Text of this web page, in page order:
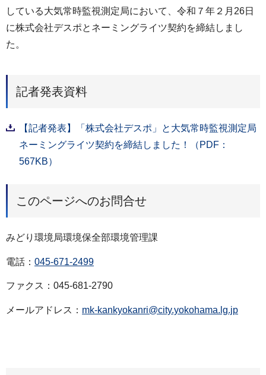
している大気常時監視測定局において、令和７年２月26日
に株式会社デスポとネーミングライツ契約を締結しまし
た。
記者発表資料
【記者発表】「株式会社デスポ」と大気常時監視測定局
ネーミングライツ契約を締結しました！（PDF：
567KB）
このページへのお問合せ
みどり環境局環境保全部環境管理課
電話： 045-671-2499
ファクス：045-681-2790
メールアドレス： mk-kankyokanri@city.yokohama.lg.jp